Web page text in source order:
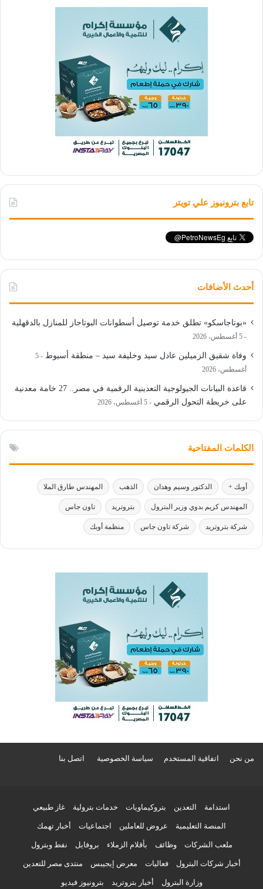
تابع بترونيوز علي تويتر
أحدث الأضافات
«بوتاجاسكو» تطلق خدمة توصيل أسطوانات البوتاجاز للمنازل بالدقهلية
5 أغسطس، 2026
وفاة شقيق الزميلين عادل سيد وخليفة سيد – منطقة أسيوط
5
أغسطس، 2026
قاعدة البيانات الجيولوجية التعدينية الرقمية في مصر.. 27 خامة معدنية
على خريطة التحول الرقمي
5 أغسطس، 2026
الكلمات المفتاحية
أوبك + الدكتور وسيم وهدان الذهب المهندس طارق الملا
المهندس كريم بدوي وزير البترول بتروتريد تاون جاس
شركة بتروتريد شركة تاون جاس منظمة أوبك
من نحن اتفاقية المستخدم سياسة الخصوصية اتصل بنا
استدامة التعدين بتروكيماويات خدمات بترولية غاز طبيعي
المنصة التعليمية عروض للعاملين اجتماعيات أخبار تهمك
ملعب الشركات وظائف بأقلام الزملاء بروفايل نفط وبترول
أخبار شركات البترول فعاليات معرض إيجيبس منتدى مصر للتعدين
وزارة البترول أخبار بتروتريد بترونيوز فيديو